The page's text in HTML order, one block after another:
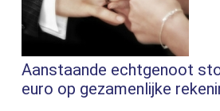
Aanstaande echtgenoot
euro op gezamenlijke